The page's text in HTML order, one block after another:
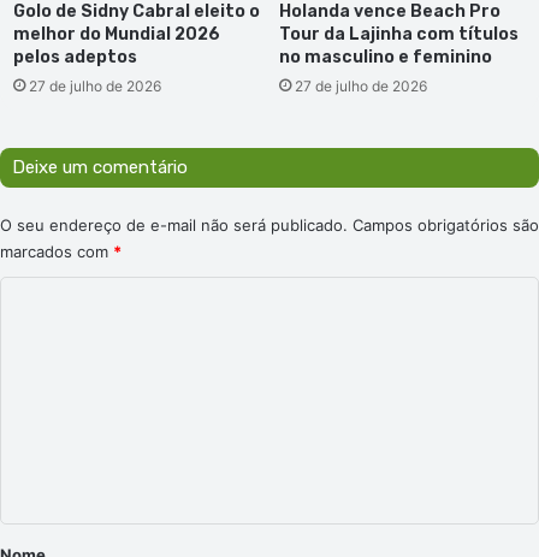
Golo de Sidny Cabral eleito o
melhor do Mundial 2026
pelos adeptos
27 de julho de 2026
Holanda vence Beach Pro
Tour da Lajinha com títulos
no masculino e feminino
27 de julho de 2026
Deixe um comentário
O seu endereço de e-mail não será publicado. Campos obrigatórios são
marcados com *
r